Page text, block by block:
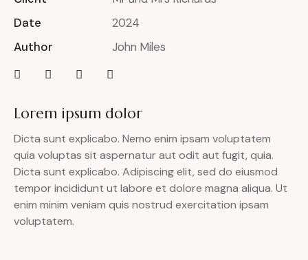
Lorem ipsum dolor
Dicta sunt explicabo. Nemo enim ipsam voluptatem
quia voluptas sit aspernatur aut odit aut fugit, quia.
Dicta sunt explicabo. Adipiscing elit, sed do eiusmod
tempor incididunt ut labore et dolore magna aliqua. Ut
enim minim veniam quis nostrud exercitation ipsam
voluptatem.
Date
2024
Author
John Miles